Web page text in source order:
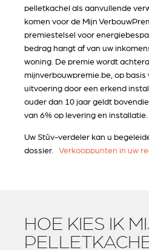
pelletkachel als aanvullende
komen voor de Mijn
premiestelsel voor
bedrag hangt af van uw
woning. De premie wordt
mijnverbouwpremie.be, op
uitvoering door een erkend
ouder dan 10 jaar geldt
van 6% op levering en installatie.
Uw Stûv-verdeler kan u
dossier. Verkooppunten in uw
HOE KIES IK